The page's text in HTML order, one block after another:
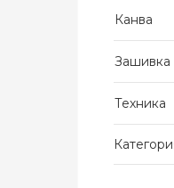
Канва
Зашивка
Техника